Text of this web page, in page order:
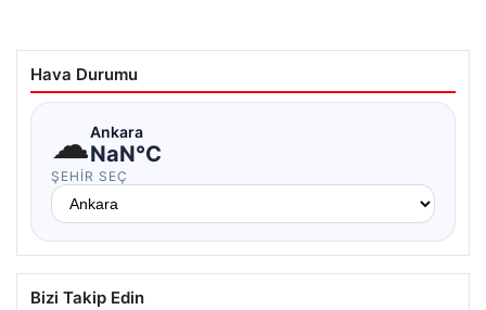
Hava Durumu
☁Ankara
NaN°C
ŞEHIR SEÇ
Bizi Takip Edin